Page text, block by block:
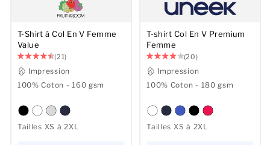
T-Shirt à Col En V Femme
Value
(21)
Impression
100% Coton - 160 gsm
Tailles XS à 2XL
T-shirt Col En V Premium
Femme
(20)
Impression
100% Coton - 180 gsm
Tailles XS à 2XL